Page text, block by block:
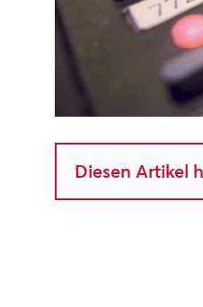
Diesen Artikel